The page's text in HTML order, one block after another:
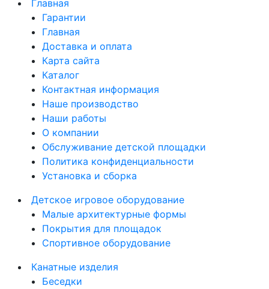
Главная
Гарантии
Главная
Доставка и оплата
Карта сайта
Каталог
Контактная информация
Наше производство
Наши работы
О компании
Обслуживание детской площадки
Политика конфиденциальности
Установка и сборка
Детское игровое оборудование
Малые архитектурные формы
Покрытия для площадок
Спортивное оборудование
Канатные изделия
Беседки